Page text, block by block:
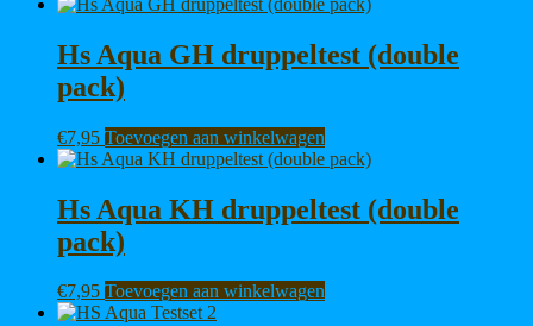
Hs Aqua GH druppeltest (double
pack)
€7,95 Toevoegen aan winkelwagen
Hs Aqua KH druppeltest (double
pack)
€7,95 Toevoegen aan winkelwagen